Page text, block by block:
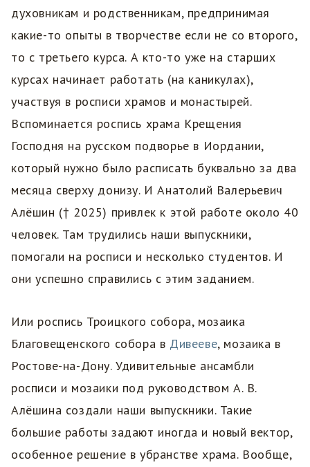
духовникам и родственникам, предпринимая
какие-то опыты в творчестве если не со второго,
то с третьего курса. А кто-то уже на старших
курсах начинает работать (на каникулах),
участвуя в росписи храмов и монастырей.
Вспоминается роспись храма Крещения
Господня на русском подворье в Иордании,
который нужно было расписать буквально за два
месяца сверху донизу. И Анатолий Валерьевич
Алёшин († 2025) привлек к этой работе около 40
человек. Там трудились наши выпускники,
помогали на росписи и несколько студентов. И
они успешно справились с этим заданием.
Или роспись Троицкого собора, мозаика
Благовещенского собора в Дивееве, мозаика в
Ростове-на-Дону. Удивительные ансамбли
росписи и мозаики под руководством А. В.
Алёшина создали наши выпускники. Такие
большие работы задают иногда и новый вектор,
особенное решение в убранстве храма. Вообще,